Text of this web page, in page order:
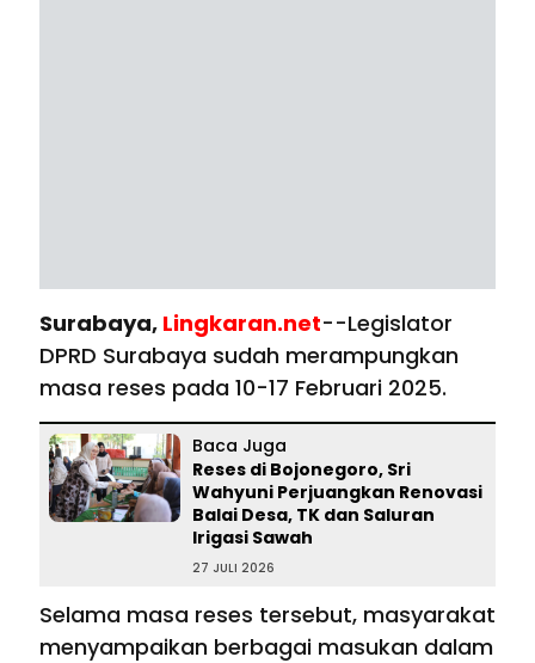
Surabaya, Lingkaran.net--Legislator
DPRD Surabaya sudah merampungkan
masa reses pada 10-17 Februari 2025.
Baca Juga
Reses di Bojonegoro, Sri
Wahyuni Perjuangkan Renovasi
Balai Desa, TK dan Saluran
Irigasi Sawah
27 JULI 2026
Selama masa reses tersebut, masyarakat
menyampaikan berbagai masukan dalam